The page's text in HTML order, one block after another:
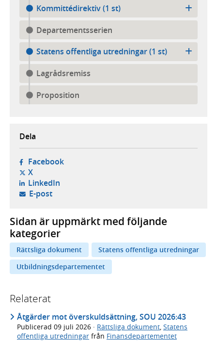
Kommittédirektiv (1 st)
Departementsserien
Statens offentliga utredningar (1 st)
Lagrådsremiss
Proposition
Dela
Facebook- öppnas i ny flik, extern webbplats,
X- öppnas i ny flik, extern webbplats,
LinkedIn- öppnas i ny flik, extern webbplats,
E-post- öppnar din e-postklient,
Sidan är uppmärkt med följande
kategorier
Rättsliga dokument
Statens offentliga utredningar
Utbildningsdepartementet
Relaterat
Åtgärder mot överskuldsättning, SOU 2026:43
Publicerad 09 juli 2026 · Rättsliga dokument Statens
offentliga utredningar från Finansdepartementet